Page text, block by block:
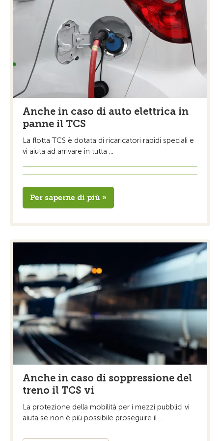
Anche in caso di auto elettrica in
panne il TCS
La flotta TCS è dotata di ricaricatori rapidi speciali e
vi aiuta ad arrivare in tutta ...
Per saperne di più »
Anche in caso di soppressione del
treno il TCS vi
La protezione della mobilità per i mezzi pubblici vi
aiuta se non è più possibile proseguire il ...